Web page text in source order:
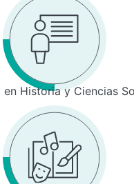
en Historia y Ciencias